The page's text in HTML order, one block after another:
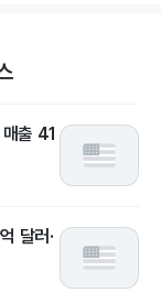
출 41
달러·